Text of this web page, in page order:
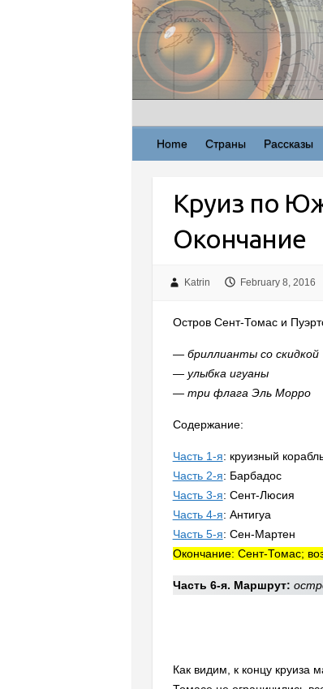
Home Страны Рассказы
Круиз по
Окончание
Katrin February 8, 2016
Остров Сент-Томас и
— бриллианты со скидкой
— улыбка игуаны
— три флага Эль Морро
Содержание:
Часть 1-я: круизный
Часть 2-я: Барбадос
Часть 3-я: Сент-Люсия
Часть 4-я: Антигуа
Часть 5-я: Сен-Мартен
Окончание: Сент-Томас;
Часть 6-я. Маршрут:
Как видим, к концу круиза